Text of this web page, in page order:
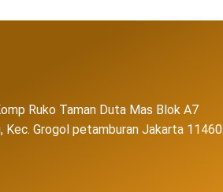
Ruko Taman Duta Mas Blok A7
Kec. Grogol petamburan Jakarta 11460